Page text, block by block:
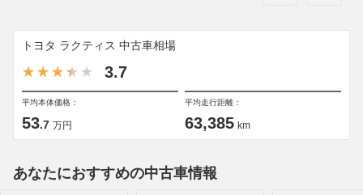
トヨタ ラクティス 中古車相場
3.7
平均本体価格：
53.7 万円
平均走行距離：
63,385 km
あなたにおすすめの中古車情報